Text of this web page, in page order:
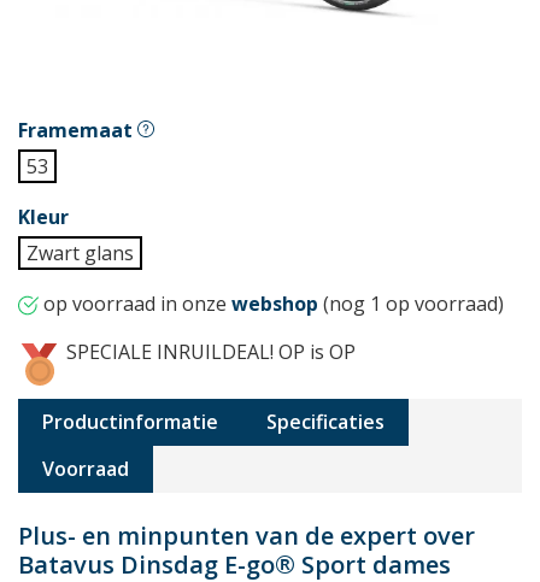
Framemaat
53
Kleur
Zwart glans
op voorraad in onze webshop (nog 1 op voorraad)
SPECIALE INRUILDEAL! OP is OP
Productinformatie
Specificaties
Voorraad
Plus- en minpunten van de expert over
Batavus Dinsdag E-go® Sport dames